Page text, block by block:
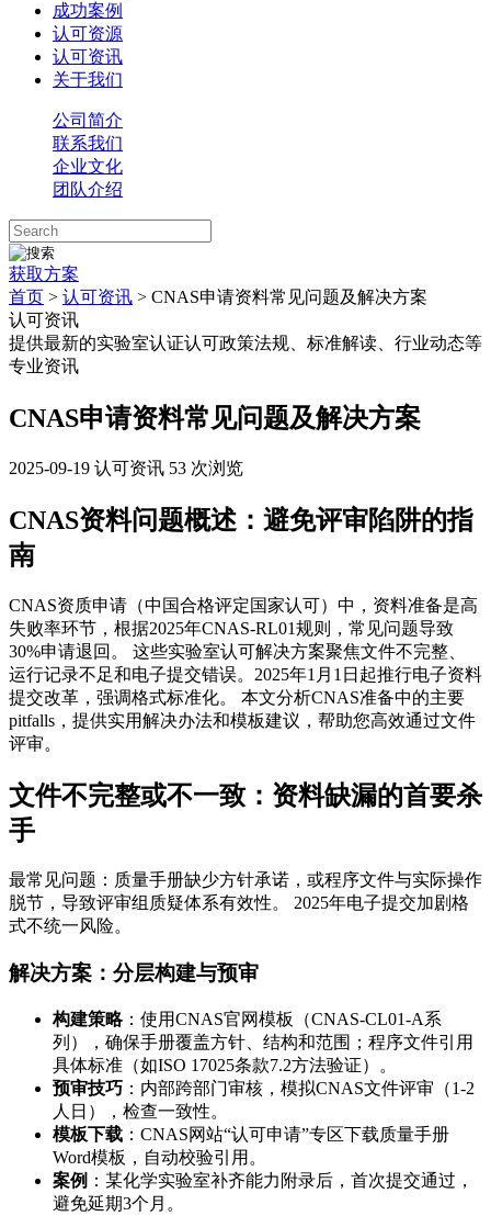
成功案例
认可资源
认可资讯
关于我们
公司简介
联系我们
企业文化
团队介绍
获取方案
首页 > 认可资讯 > CNAS申请资料常见问题及解决方案
认可资讯
提供最新的实验室认证认可政策法规、标准解读、行业动态等
专业资讯
CNAS申请资料常见问题及解决方案
2025-09-19 认可资讯 53 次浏览
CNAS资料问题概述：避免评审陷阱的指
南
CNAS资质申请（中国合格评定国家认可）中，资料准备是高
失败率环节，根据2025年CNAS-RL01规则，常见问题导致
30%申请退回。 这些实验室认可解决方案聚焦文件不完整、
运行记录不足和电子提交错误。2025年1月1日起推行电子资料
提交改革，强调格式标准化。 本文分析CNAS准备中的主要
pitfalls，提供实用解决办法和模板建议，帮助您高效通过文件
评审。
文件不完整或不一致：资料缺漏的首要杀
手
最常见问题：质量手册缺少方针承诺，或程序文件与实际操作
脱节，导致评审组质疑体系有效性。 2025年电子提交加剧格
式不统一风险。
解决方案：分层构建与预审
构建策略：使用CNAS官网模板（CNAS-CL01-A系
列），确保手册覆盖方针、结构和范围；程序文件引用
具体标准（如ISO 17025条款7.2方法验证）。
预审技巧 ：内部跨部门审核，模拟CNAS文件评审（1-2
人日），检查一致性。
模板下载 ：CNAS网站“认可申请”专区下载质量手册
Word模板，自动校验引用。
案例 ：某化学实验室补齐能力附录后，首次提交通过，
避免延期3个月。